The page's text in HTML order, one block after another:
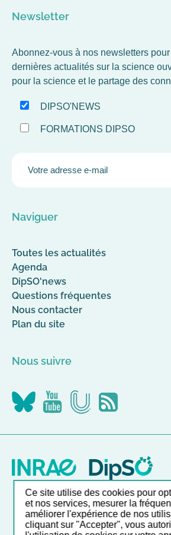
Newsletter
Abonnez-vous à nos newsletters
dernières actualités sur la science
pour la science et le partage des
DIPSO'NEWS
FORMATIONS DIPSO
Naviguer
Toutes les actualités
Agenda
DipSO'news
Questions fréquentes
Nous contacter
Plan du site
Nous suivre
Nous
suivre
Nous
suivre
Nous
suivre
Flus
RSS
Nos autres sites
Ce site utilise des cookies pour
et nos services, mesurer la
améliorer l'expérience de nos
cliquant sur "Accepter", vous